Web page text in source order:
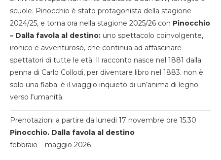
scuole. Pinocchio è stato protagonista della stagione
2024/25, e torna ora nella stagione 2025/26 con Pinocchio
– Dalla favola al destino: uno spettacolo coinvolgente,
ironico e avventuroso, che continua ad affascinare
spettatori di tutte le età. Il racconto nasce nel 1881 dalla
penna di Carlo Collodi, per diventare libro nel 1883. non è
solo una fiaba: è il viaggio inquieto di un’anima di legno
verso l’umanità.
Prenotazioni a partire da lunedi 17 novembre ore 15.30
Pinocchio. Dalla favola al destino
febbraio – maggio 2026